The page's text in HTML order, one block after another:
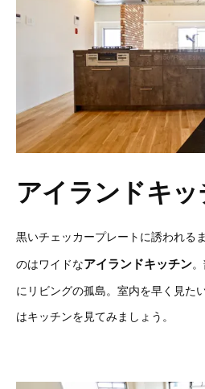
アイランドキッ
黒いチェッカープレートに誘われる
のはワイドなアイランドキッチン
にリビングの孤島。室内を早く見た
はキッチンを見てみましょう。